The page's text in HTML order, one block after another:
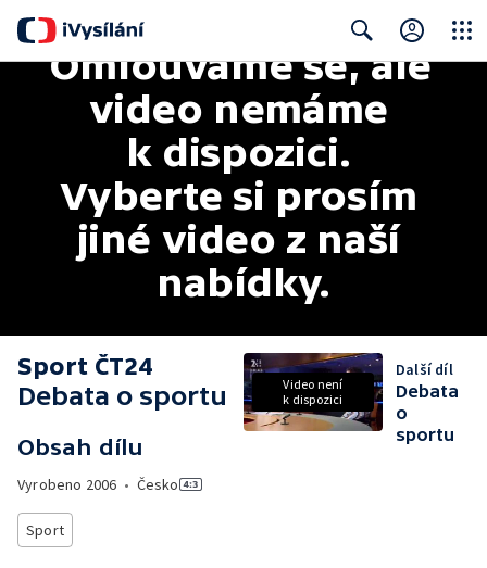
Search
Omlouváme se, ale
video nemáme
k dispozici.
Vyberte si prosím
jiné video z naší
nabídky.
Sport ČT24
Debata o sportu
Obsah dílu
Vyrobeno 2006 • Česko
Sport
Video není
k dispozici
Další díl
Debata
o
sportu